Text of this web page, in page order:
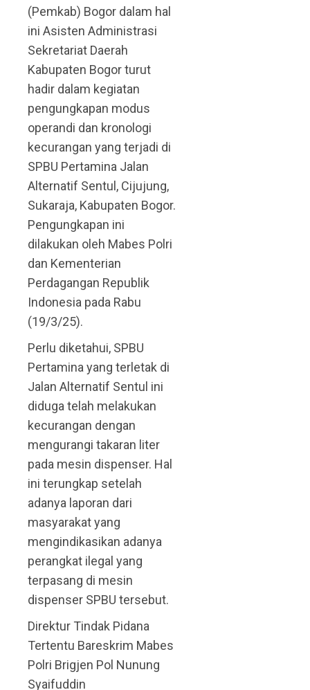
(Pemkab) Bogor dalam hal
ini Asisten Administrasi
Sekretariat Daerah
Kabupaten Bogor turut
hadir dalam kegiatan
pengungkapan modus
operandi dan kronologi
kecurangan yang terjadi di
SPBU Pertamina Jalan
Alternatif Sentul, Cijujung,
Sukaraja, Kabupaten Bogor.
Pengungkapan ini
dilakukan oleh Mabes Polri
dan Kementerian
Perdagangan Republik
Indonesia pada Rabu
(19/3/25).
Perlu diketahui, SPBU
Pertamina yang terletak di
Jalan Alternatif Sentul ini
diduga telah melakukan
kecurangan dengan
mengurangi takaran liter
pada mesin dispenser. Hal
ini terungkap setelah
adanya laporan dari
masyarakat yang
mengindikasikan adanya
perangkat ilegal yang
terpasang di mesin
dispenser SPBU tersebut.
Direktur Tindak Pidana
Tertentu Bareskrim Mabes
Polri Brigjen Pol Nunung
Syaifuddin